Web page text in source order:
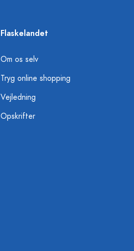
Flaskelandet
Om os selv
Tryg online shopping
Vejledning
Opskrifter